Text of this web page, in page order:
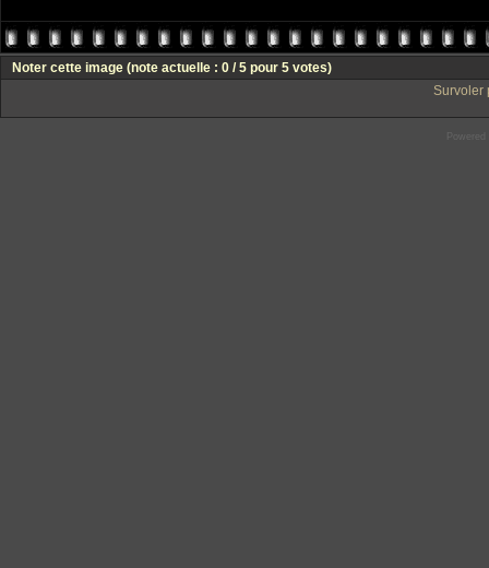
Noter cette image (note actuelle : 0 / 5 pour 5 votes)
Survoler